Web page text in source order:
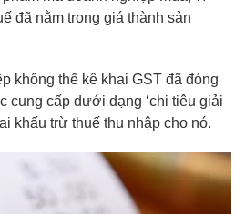
đã nằm trong giá thành sản
không thể kê khai GST đã đóng
cung cấp dưới dạng ‘chi tiêu giải
khấu trừ thuế thu nhập cho nó.